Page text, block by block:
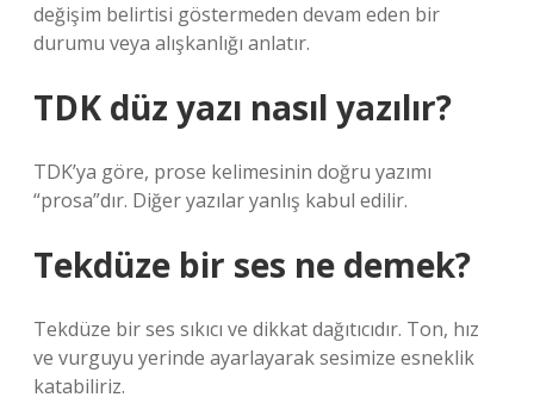
değişim belirtisi göstermeden devam eden bir
durumu veya alışkanlığı anlatır.
TDK düz yazı nasıl yazılır?
TDK’ya göre, prose kelimesinin doğru yazımı
“prosa”dır. Diğer yazılar yanlış kabul edilir.
Tekdüze bir ses ne demek?
Tekdüze bir ses sıkıcı ve dikkat dağıtıcıdır. Ton, hız
ve vurguyu yerinde ayarlayarak sesimize esneklik
katabiliriz.